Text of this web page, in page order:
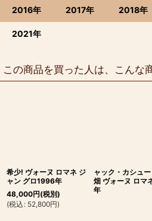
2016年 2017年 2018年
2021年
この商品を買った人は、こんな
希少! ヴォーヌ ロマネ ジ
ャン グロ1996年
48,000円(税別)
(税込 : 52,800円)
ャック・カシュー
畑 ヴォーヌ ロマ
年